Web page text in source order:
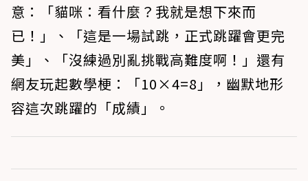
意：「貓咪：看什麼？我就是想下來而
已！」、「這是一場試跳，正式跳躍會更完
美」、「沒練過別亂挑戰高難度啊！」還有
網友玩起數學梗：「10×4=8」，幽默地形
容這次跳躍的「成績」。